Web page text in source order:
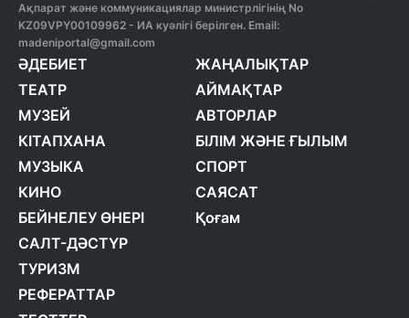
Ақпарат және коммуникациялар министрлігінің No
KZ09VPY00109962 - ИА куәлігі берілген. Email:
madeniportal@gmail.com
ӘДЕБИЕТ
ТЕАТР
МУЗЕЙ
КІТАПХАНА
МУЗЫКА
КИНО
БЕЙНЕЛЕУ ӨНЕРІ
САЛТ-ДӘСТҮР
ТУРИЗМ
РЕФЕРАТТАР
ЖАҢАЛЫҚТАР
АЙМАҚТАР
АВТОРЛАР
БІЛІМ ЖӘНЕ ҒЫЛЫМ
СПОРТ
САЯСАТ
Қоғам